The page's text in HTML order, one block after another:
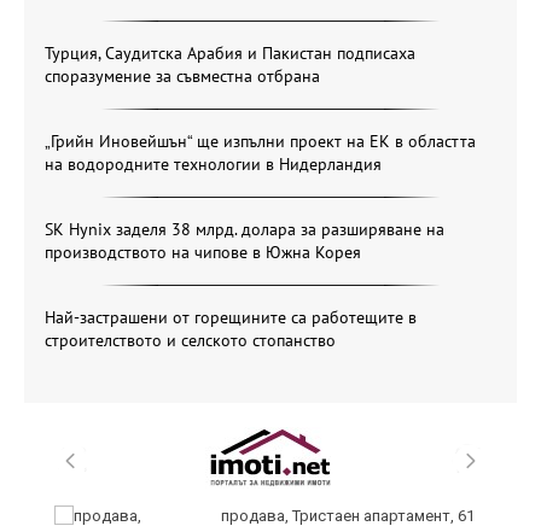
Турция, Саудитска Арабия и Пакистан подписаха
споразумение за съвместна отбрана
„Грийн Иновейшън“ ще изпълни проект на ЕК в областта
на водородните технологии в Нидерландия
SK Hynix заделя 38 млрд. долара за разширяване на
производството на чипове в Южна Корея
Най-застрашени от горещините са работещите в
строителството и селското стопанство
продава, Тристаен апартамент, 61